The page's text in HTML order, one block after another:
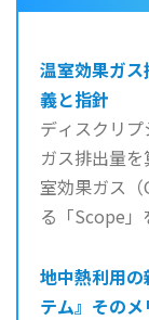
温室効果ガ
義と指針
ディスクリ
ガス排出量
室効果ガス
る「Scope」
地中熱利用
テム』その